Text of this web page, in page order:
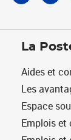
La
Aides et
Les
Espace
Emplois et